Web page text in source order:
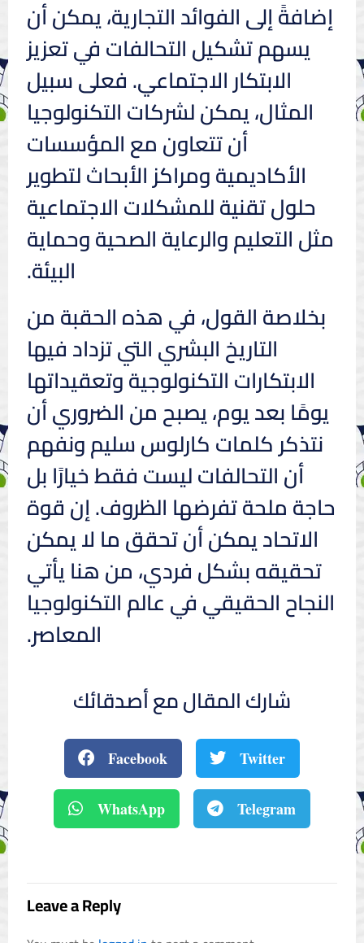
إضافةً إلى الفوائد التجارية، يمكن أن
يسهم تشكيل التحالفات في تعزيز
الابتكار الاجتماعي. فعلى سبيل
المثال، يمكن لشركات التكنولوجيا
أن تتعاون مع المؤسسات
الأكاديمية ومراكز الأبحاث لتطوير
حلول تقنية للمشكلات الاجتماعية
مثل التعليم والرعاية الصحية وحماية
البيئة.
بخلاصة القول، في هذه الحقبة من
التاريخ البشري التي تزداد فيها
الابتكارات التكنولوجية وتعقيداتها
يومًا بعد يوم، يصبح من الضروري أن
نتذكر كلمات كارلوس سليم ونفهم
أن التحالفات ليست فقط خيارًا بل
حاجة ملحة تفرضها الظروف. إن قوة
الاتحاد يمكن أن تحقق ما لا يمكن
تحقيقه بشكل فردي، من هنا يأتي
النجاح الحقيقي في عالم التكنولوجيا
المعاصر.
شارك المقال مع أصدقائك
Facebook Twitter
WhatsApp Telegram
Leave a Reply